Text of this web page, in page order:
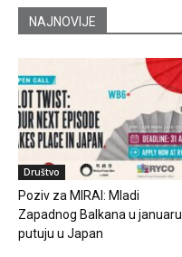
NAJNOVIJE
Društvo
Poziv za MIRAI: Mladi
Zapadnog Balkana u januaru
putuju u Japan